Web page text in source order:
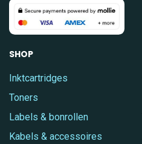
SHOP
Inktcartridges
Toners
Labels & bonrollen
Kabels & accessoires